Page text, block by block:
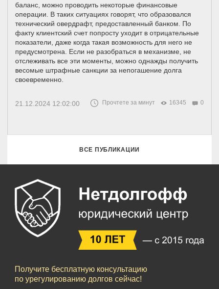
баланс, можно проводить некоторые финансовые
операции. В таких ситуациях говорят, что образовался
технический овердрафт, предоставленный банком. По
факту клиентский счет попросту уходит в отрицательные
показатели, даже когда такая возможность для него не
предусмотрена. Если не разобраться в механизме, не
отслеживать все эти моменты, можно однажды получить
весомые штрафные санкции за непогашение долга
своевременно.
21.12.2024 12:02:00 Прочтете за минут 16345 0
ВСЕ ПУБЛИКАЦИИ
Получите бесплатную консультацию
по урегулированию долгов сейчас!